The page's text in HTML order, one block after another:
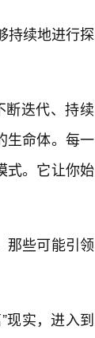
持续地进行探
断迭代、持续
生命体。每一
式。它让你始
那些可能引领
现实，进入到